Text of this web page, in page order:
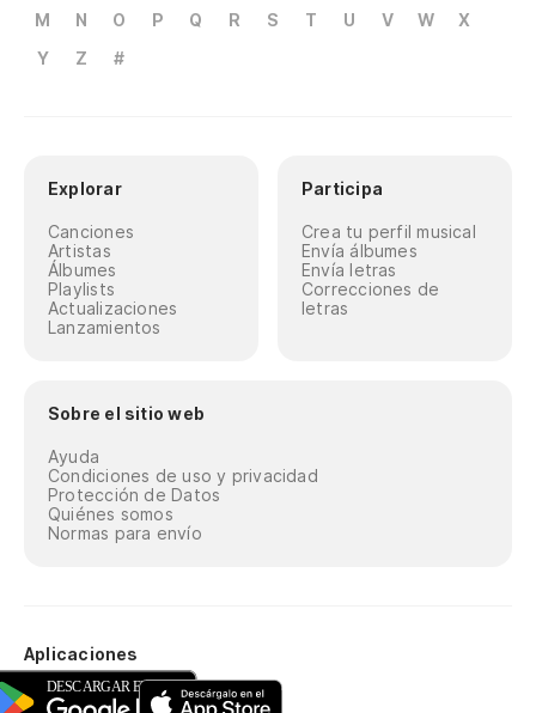
M
N O P Q R S T U V W
X
Y
Z #
Explorar
Canciones
Artistas
Álbumes
Playlists
Actualizaciones
Lanzamientos
Participa
Crea tu perfil musical
Envía álbumes
Envía letras
Correcciones de
letras
Sobre el sitio web
Ayuda
Condiciones de uso y privacidad
Protección de Datos
Quiénes somos
Normas para envío
Aplicaciones